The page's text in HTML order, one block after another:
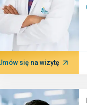
się na wizytę